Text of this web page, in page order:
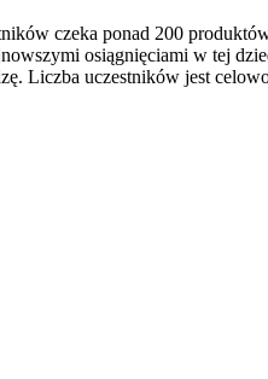
czeka ponad 200
osiągnięciami w tej
Liczba uczestników jest